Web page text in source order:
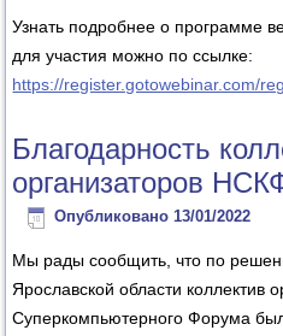
Узнать подробнее о программе
для участия можно по ссылке:
https://register.gotowebinar.com/
Благодарность
организаторов
Опубликовано 13/01/2022
Мы рады сообщить, что по
Ярославской области коллектив
Суперкомпьютерного Форума